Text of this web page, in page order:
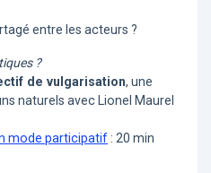
entre les acteurs ?
?
de vulgarisation, une
naturels avec Lionel Maurel
mode participatif : 20 min